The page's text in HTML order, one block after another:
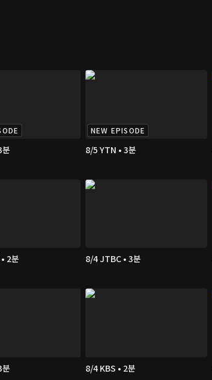
분
NEW EPISODE
8/5 YTN • 3분
2분 8/4 JTBC • 3분
분 8/4 KBS • 2분